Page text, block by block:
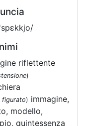
riflettente
)
figurato) immagine,
modello,
quintessenza